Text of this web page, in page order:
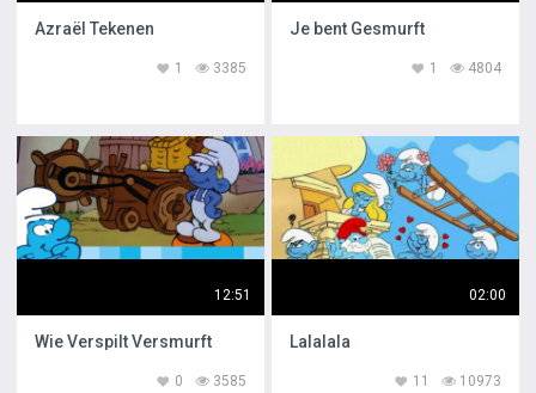
Azraël Tekenen
3385
1
Je bent Gesmurft
4804
1
12:51
Wie Verspilt Versmurft
3585
0
02:00
Lalalala
10973
11